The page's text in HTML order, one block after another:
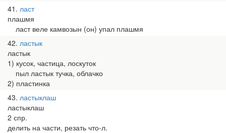
41 ласт
плашмя
ласт веле камвозын (он) упал плашмя
42 ластык
ластык
1) кусок, частица, лоскуток
пыл ластык тучка, облачко
2) пластинка
43 ластыклаш
ластыклаш
2 спр.
делить на части, резать что-л.